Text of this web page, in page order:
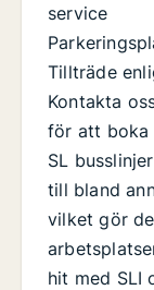
service
Tillträde
Kontakta
för att boka
SL
till bland
vilket gör
hit med SLI